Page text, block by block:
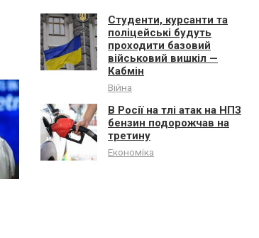
Студенти, курсанти та
поліцейські будуть
проходити базовий
військовий вишкіл —
Кабмін
Війна
В Росії на тлі атак на НПЗ
бензин подорожчав на
третину
Економіка